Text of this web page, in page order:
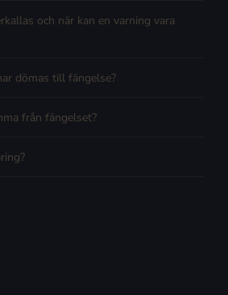
och när kan en varning vara
dömas till fängelse?
från fängelset?